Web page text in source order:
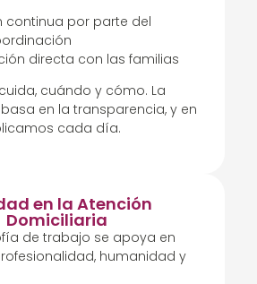
continua por parte del
directa con las familias
cuándo y cómo. La
en la transparencia, y en
cada día.
en la Atención
Domiciliaria
de trabajo se apoya en
humanidad y